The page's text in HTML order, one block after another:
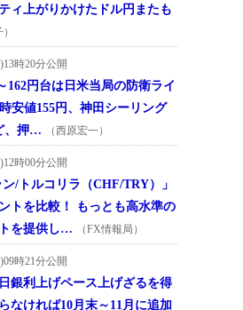
ィ上がりかけたドル円またも
時20分公開
162円台は日米当局の防衛ライ
安値155円、神田シーリング
、押…
（西原宏一）
時00分公開
/トルコリラ（CHF/TRY）」
トを比較！ もっとも高水準の
を提供し…
（FX情報局）
時21分公開
銀利上げペース上げざるを得
なければ10月末～11月に追加